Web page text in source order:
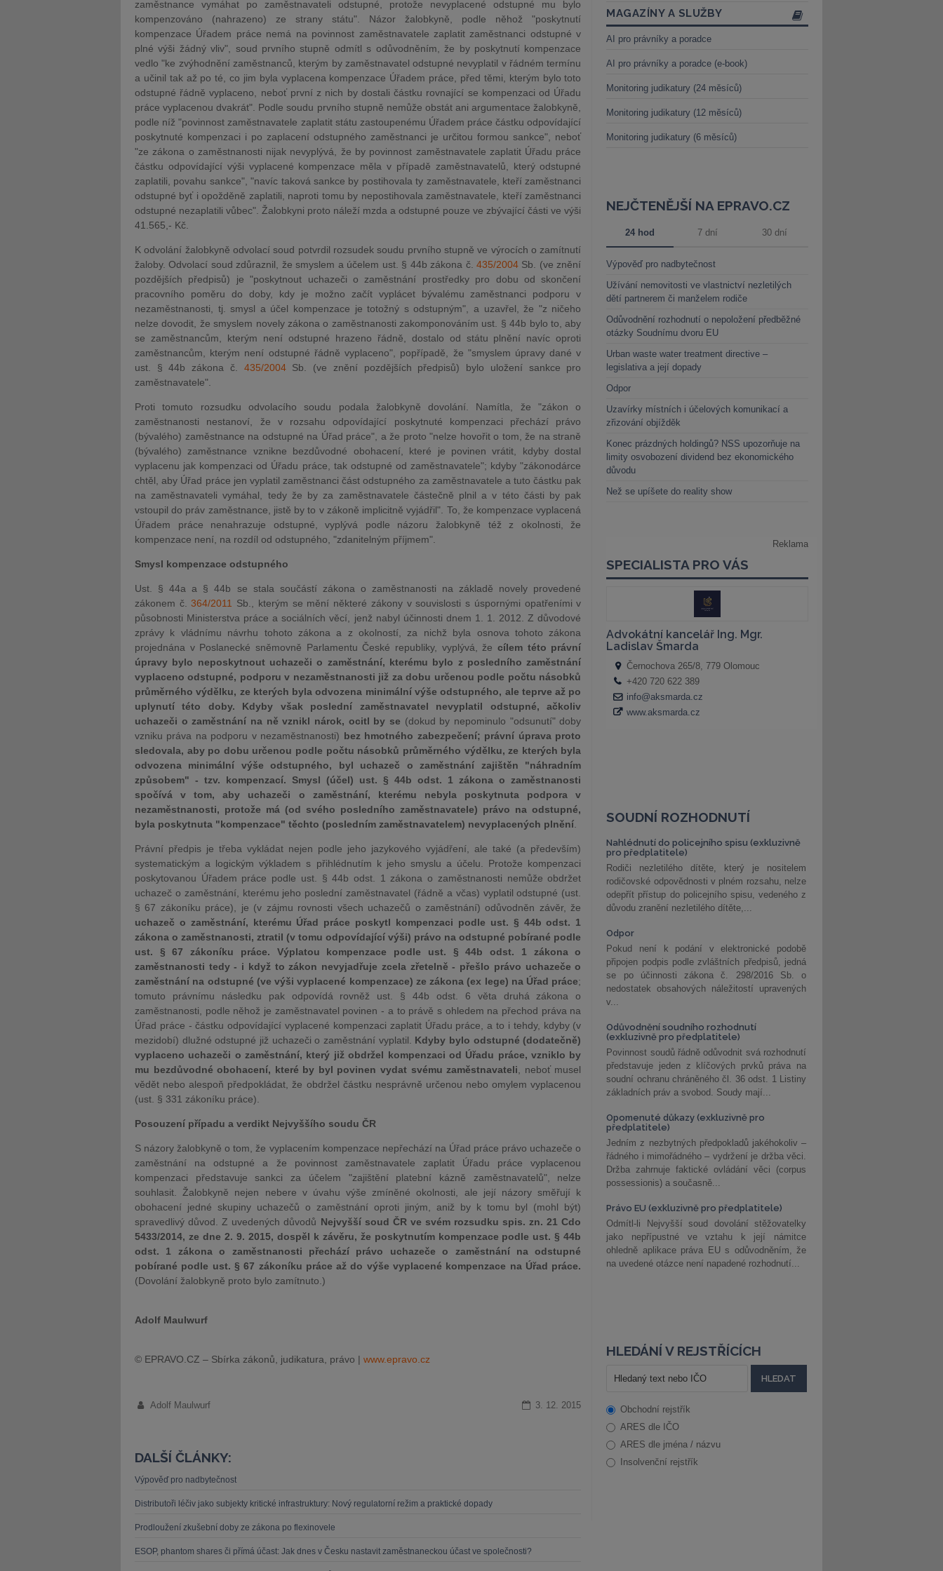
zaměstnance vymáhat po zaměstnavateli odstupné, protože nevyplacené odstupné mu bylo
kompenzováno (nahrazeno) ze strany státu". Názor žalobkyně, podle něhož "poskytnutí
kompenzace Úřadem práce nemá na povinnost zaměstnavatele zaplatit zaměstnanci odstupné v
plné výši žádný vliv", soud prvního stupně odmítl s odůvodněním, že by poskytnutí kompenzace
vedlo "ke zvýhodnění zaměstnanců, kterým by zaměstnavatel odstupné nevyplatil v řádném termínu
a učinil tak až po té, co jim byla vyplacena kompenzace Úřadem práce, před těmi, kterým bylo toto
odstupné řádně vyplaceno, neboť první z nich by dostali částku rovnající se kompenzaci od Úřadu
práce vyplacenou dvakrát". Podle soudu prvního stupně nemůže obstát ani argumentace žalobkyně,
podle níž "povinnost zaměstnavatele zaplatit státu zastoupenému Úřadem práce částku odpovídající
poskytnuté kompenzaci i po zaplacení odstupného zaměstnanci je určitou formou sankce", neboť
"ze zákona o zaměstnanosti nijak nevyplývá, že by povinnost zaměstnavatele zaplatit Úřadu práce
částku odpovídající výši vyplacené kompenzace měla v případě zaměstnavatelů, který odstupné
zaplatili, povahu sankce", "navíc taková sankce by postihovala ty zaměstnavatele, kteří zaměstnanci
odstupné byť i opožděně zaplatili, naproti tomu by nepostihovala zaměstnavatele, kteří zaměstnanci
odstupné nezaplatili vůbec". Žalobkyni proto náleží mzda a odstupné pouze ve zbývající části ve výši
41.565,- Kč.
K odvolání žalobkyně odvolací soud potvrdil rozsudek soudu prvního stupně ve výrocích o zamítnutí
žaloby. Odvolací soud zdůraznil, že smyslem a účelem ust. § 44b zákona č. 435/2004Sb. (ve znění
pozdějších předpisů) je "poskytnout uchazeči o zaměstnání prostředky pro dobu od skončení
pracovního poměru do doby, kdy je možno začít vyplácet bývalému zaměstnanci podporu v
nezaměstnanosti, tj. smysl a účel kompenzace je totožný s odstupným", a uzavřel, že "z ničeho
nelze dovodit, že smyslem novely zákona o zaměstnanosti zakomponováním ust. § 44b bylo to, aby
se zaměstnancům, kterým není odstupné hrazeno řádně, dostalo od státu plnění navíc oproti
zaměstnancům, kterým není odstupné řádně vyplaceno", popřípadě, že "smyslem úpravy dané v
ust. § 44b zákona č. 435/2004Sb. (ve znění pozdějších předpisů) bylo uložení sankce pro
zaměstnavatele".
Proti tomuto rozsudku odvolacího soudu podala žalobkyně dovolání. Namítla, že "zákon o
zaměstnanosti nestanoví, že v rozsahu odpovídající poskytnuté kompenzaci přechází právo
(bývalého) zaměstnance na odstupné na Úřad práce", a že proto "nelze hovořit o tom, že na straně
(bývalého) zaměstnance vznikne bezdůvodné obohacení, které je povinen vrátit, kdyby dostal
vyplacenu jak kompenzaci od Úřadu práce, tak odstupné od zaměstnavatele"; kdyby "zákonodárce
chtěl, aby Úřad práce jen vyplatil zaměstnanci část odstupného za zaměstnavatele a tuto částku pak
na zaměstnavateli vymáhal, tedy že by za zaměstnavatele částečně plnil a v této části by pak
vstoupil do práv zaměstnance, jistě by to v zákoně implicitně vyjádřil". To, že kompenzace vyplacená
Úřadem práce nenahrazuje odstupné, vyplývá podle názoru žalobkyně též z okolnosti, že
kompenzace není, na rozdíl od odstupného, "zdanitelným příjmem".
Smysl kompenzace odstupného
Ust. § 44a a § 44b se stala součástí zákona o zaměstnanosti na základě novely provedené
zákonem č.364/2011
Sb., kterým se mění některé zákony v souvislosti s úspornými opatřeními v
působnosti Ministerstva práce a sociálních věcí, jenž nabyl účinnosti dnem 1. 1. 2012. Z důvodové
zprávy k vládnímu návrhu tohoto zákona a z okolností, za nichž byla osnova tohoto zákona
projednána v Poslanecké sněmovně Parlamentu České republiky, vyplývá, žecílem této právní
úpravy bylo neposkytnout uchazeči o zaměstnání, kterému bylo z posledního zaměstnání
vyplaceno odstupné, podporu v nezaměstnanosti již za dobu určenou podle počtu násobků
průměrného výdělku, ze kterých byla odvozena minimální výše odstupného, ale teprve až po
uplynutí této doby. Kdyby však poslední zaměstnavatel nevyplatil odstupné, ačkoliv
uchazeči o zaměstnání na ně vznikl nárok, ocitl by se (dokud by nepominulo "odsunutí" doby
vzniku práva na podporu v nezaměstnanosti) bez hmotného zabezpečení; právní úprava proto
sledovala, aby po dobu určenou podle počtu násobků průměrného výdělku, ze kterých byla
odvozena minimální výše odstupného, byl uchazeč o zaměstnání zajištěn "náhradním
způsobem" - tzv. kompenzací. Smysl (účel) ust. § 44b odst. 1 zákona o zaměstnanosti
spočívá v tom, aby uchazeči o zaměstnání, kterému nebyla poskytnuta podpora v
nezaměstnanosti, protože má (od svého posledního zaměstnavatele) právo na odstupné,
byla poskytnuta "kompenzace" těchto (posledním zaměstnavatelem) nevyplacených plnění
Právní předpis je třeba vykládat nejen podle jeho jazykového vyjádření, ale také (a především)
systematickým a logickým výkladem s přihlédnutím k jeho smyslu a účelu. Protože kompenzaci
poskytovanou Úřadem práce podle ust. § 44b odst. 1 zákona o zaměstnanosti nemůže obdržet
uchazeč o zaměstnání, kterému jeho poslední zaměstnavatel (řádně a včas) vyplatil odstupné (ust.
§ 67 zákoníku práce), je (v zájmu rovnosti všech uchazečů o zaměstnání) odůvodněn závěr, že
uchazeč o zaměstnání, kterému Úřad práce poskytl kompenzaci podle ust. § 44b odst. 1
zákona o zaměstnanosti, ztratil (v tomu odpovídající výši) právo na odstupné pobírané podle
ust. § 67 zákoníku práce. Výplatou kompenzace podle ust. § 44b odst. 1 zákona o
zaměstnanosti tedy - i když to zákon nevyjadřuje zcela zřetelně - přešlo právo uchazeče o
zaměstnání na odstupné (ve výši vyplacené kompenzace) ze zákona (ex lege) na Úřad práce;
tomuto právnímu následku pak odpovídá rovněž ust. § 44b odst. 6 věta druhá zákona o
zaměstnanosti, podle něhož je zaměstnavatel povinen - a to právě s ohledem na přechod práva na
Úřad práce - částku odpovídající vyplacené kompenzaci zaplatit Úřadu práce, a to i tehdy, kdyby (v
mezidobí) dlužné odstupné již uchazeči o zaměstnání vyplatil. Kdyby bylo odstupné (dodatečně)
vyplaceno uchazeči o zaměstnání, který již obdržel kompenzaci od Úřadu práce, vzniklo by
mu bezdůvodné obohacení, které by byl povinen vydat svému zaměstnavateli , neboť musel
vědět nebo alespoň předpokládat, že obdržel částku nesprávně určenou nebo omylem vyplacenou
(ust. § 331 zákoníku práce).
Posouzení případu a verdikt Nejvyššího soudu ČR
S názory žalobkyně o tom, že vyplacením kompenzace nepřechází na Úřad práce právo uchazeče o
zaměstnání na odstupné a že povinnost zaměstnavatele zaplatit Úřadu práce vyplacenou
kompenzaci představuje sankci za účelem "zajištění platební kázně zaměstnavatelů", nelze
souhlasit. Žalobkyně nejen nebere v úvahu výše zmíněné okolnosti, ale její názory směřují k
obohacení jedné skupiny uchazečů o zaměstnání oproti jiným, aniž by k tomu byl (mohl být)
spravedlivý důvod. Z uvedených důvodů Nejvyšší soud ČR ve svém rozsudku spis. zn. 21 Cdo
5433/2014, ze dne 2. 9. 2015, dospěl k závěru, že poskytnutím kompenzace podle ust. § 44b
odst. 1 zákona o zaměstnanosti přechází právo uchazeče o zaměstnání na odstupné
pobírané podle ust. § 67 zákoníku práce až do výše vyplacené kompenzace na Úřad práce.
(Dovolání žalobkyně proto bylo zamítnuto.)
Adolf Maulwurf
© EPRAVO.CZ – Sbírka zákonů, judikatura, právo | www.epravo.cz
Adolf Maulwurf 3. 12. 2015
DALŠÍ ČLÁNKY:
Výpověď pro nadbytečnost
Distributoři léčiv jako subjekty kritické infrastruktury: Nový regulatorní režim a praktické dopady
Prodloužení zkušební doby ze zákona po flexinovele
ESOP, phantom shares či přímá účast: Jak dnes v Česku nastavit zaměstnaneckou účast ve společnosti?
MAGAZÍNY A SLUŽBY
AI pro právníky a poradce
AI pro právníky a poradce (e-book)
Monitoring judikatury (24 měsíců)
Monitoring judikatury (12 měsíců)
Monitoring judikatury (6 měsíců)
NEJČTENĚJŠÍ NA EPRAVO.CZ
24 hod 7 dní 30 dní
Výpověď pro nadbytečnost
Užívání nemovitosti ve vlastnictví nezletilých
dětí partnerem či manželem rodiče
Odůvodnění rozhodnutí o nepoložení předběžné
otázky Soudnímu dvoru EU
Urban waste water treatment directive –
legislativa a její dopady
Odpor
Uzavírky místních i účelových komunikací a
zřizování objížděk
Konec prázdných holdingů? NSS upozorňuje na
limity osvobození dividend bez ekonomického
důvodu
Než se upíšete do reality show
SOUDNÍ ROZHODNUTÍ
Nahlédnutí do policejního spisu (exkluzivně
pro předplatitele)
Rodiči nezletilého dítěte, který je nositelem
rodičovské odpovědnosti v plném rozsahu, nelze
odepřít přístup do policejního spisu, vedeného z
důvodu zranění nezletilého dítěte,...
Odpor
Pokud není k podání v elektronické podobě
připojen podpis podle zvláštních předpisů, jedná
se po účinnosti zákona č. 298/2016 Sb. o
nedostatek obsahových náležitostí upravených
v...
Odůvodnění soudního rozhodnutí
(exkluzivně pro předplatitele)
Povinnost soudů řádně odůvodnit svá rozhodnutí
představuje jeden z klíčových prvků práva na
soudní ochranu chráněného čl. 36 odst. 1 Listiny
základních práv a svobod. Soudy mají...
Opomenuté důkazy (exkluzivně pro
předplatitele)
Jedním z nezbytných předpokladů jakéhokoliv –
řádného i mimořádného – vydržení je držba věci.
Držba zahrnuje faktické ovládání věci (corpus
possessionis) a současně...
Právo EU (exkluzivně pro předplatitele)
Odmítl-li Nejvyšší soud dovolání stěžovatelky
jako nepřípustné ve vztahu k její námitce
ohledně aplikace práva EU s odůvodněním, že
na uvedené otázce není napadené rozhodnutí...
HLEDÁNÍ V REJSTŘÍCÍCH
Obchodní rejstřík
ARES dle IČO
ARES dle jména / názvu
Insolvenční rejstřík